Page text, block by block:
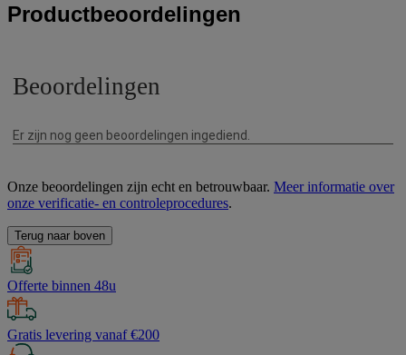
Productbeoordelingen
Onze beoordelingen zijn echt en betrouwbaar. Meer informatie over
onze verificatie- en controleprocedures.
Terug naar boven
Offerte binnen 48u
Gratis levering vanaf €200